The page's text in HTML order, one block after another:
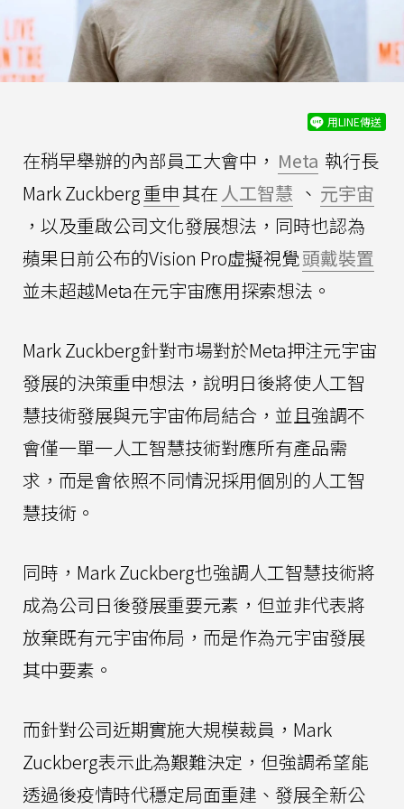
用LINE傳送
在稍早舉辦的內部員工大會中， Meta 執行長
Mark Zuckberg重申 其在 人工智慧 、 元宇宙
，以及重啟公司文化發展想法，同時也認為
蘋果日前公布的Vision Pro虛擬視覺頭戴裝置
並未超越Meta在元宇宙應用探索想法。
Mark Zuckberg針對市場對於Meta押注元宇宙
發展的決策重申想法，說明日後將使人工智
慧技術發展與元宇宙佈局結合，並且強調不
會僅一單一人工智慧技術對應所有產品需
求，而是會依照不同情況採用個別的人工智
慧技術。
同時，Mark Zuckberg也強調人工智慧技術將
成為公司日後發展重要元素，但並非代表將
放棄既有元宇宙佈局，而是作為元宇宙發展
其中要素。
而針對公司近期實施大規模裁員，Mark
Zuckberg表示此為艱難決定，但強調希望能
透過後疫情時代穩定局面重建、發展全新公